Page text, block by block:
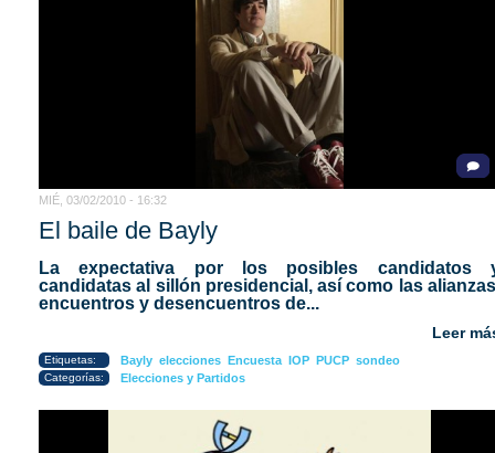
MIÉ, 03/02/2010 - 16:32
El baile de Bayly
La expectativa por los posibles candidatos
candidatas al sillón presidencial, así como las
encuentros y desencuentros de...
Leer
Etiquetas: Bayly elecciones Encuesta IOP PUCP sondeo
Categorías: Elecciones y Partidos